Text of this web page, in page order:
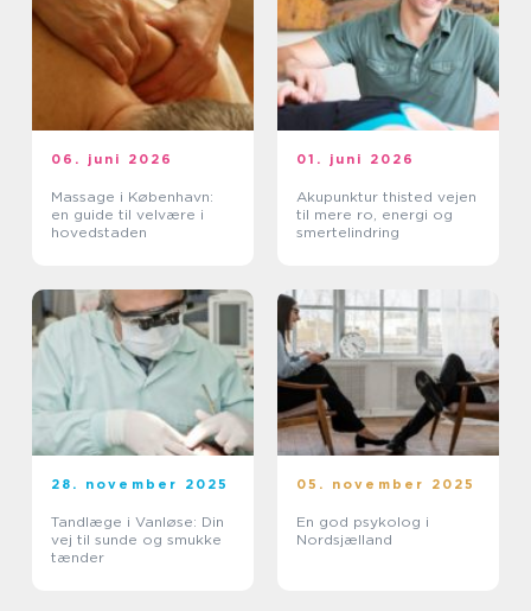
06. juni 2026
Massage i København:
en guide til velvære i
hovedstaden
01. juni 2026
Akupunktur thisted vejen
til mere ro, energi og
smertelindring
28. november 2025
Tandlæge i Vanløse: Din
vej til sunde og smukke
tænder
05. november 2025
En god psykolog i
Nordsjælland